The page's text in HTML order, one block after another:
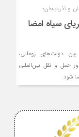
و آذربایجان؛
سیاه امضا
بین دولت‌های رومانی،
حمل و نقل بین‌المللی